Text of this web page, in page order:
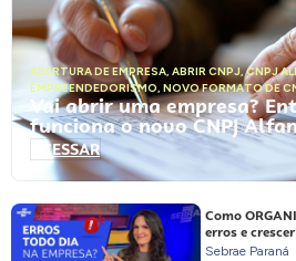
ABERTURA DE EMPRESA, ABRIR CNPJ,CNPJ
EMPREENDEDORISMO, NOVO FORMATO DE
Vai abrir uma empresa?
funciona o novo CNPJ
ACESSAR
Como
erros e
Sebrae Paraná